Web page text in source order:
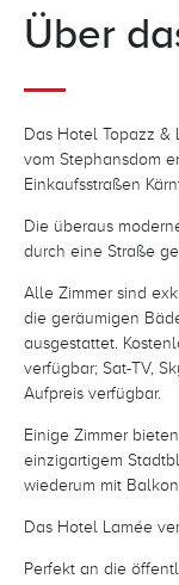
Über
Das Hotel Topazz
vom Stephansdom
Einkaufsstraßen
Die überaus
durch eine Straße
Alle Zimmer sind
die geräumigen
ausgestattet.
verfügbar; Sat-TV,
Aufpreis verfügbar.
Einige Zimmer
einzigartigem
wiederum mit
Das Hotel Lamée
Perfekt an die